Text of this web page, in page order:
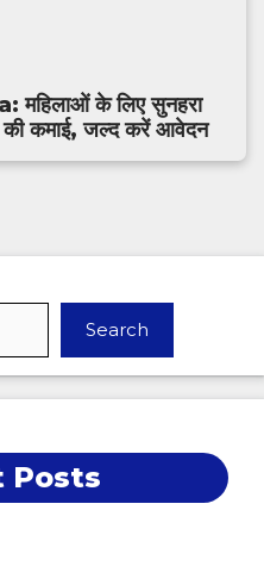
के लिए सुनहरा
की कमाई, जल्द करें आवेदन
Search
Posts